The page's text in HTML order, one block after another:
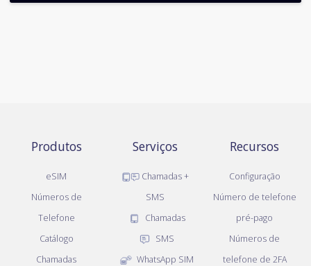
Produtos
eSIM
Números de
Telefone
Catálogo
Chamadas
Serviços
Chamadas +
SMS
Chamadas
SMS
WhatsApp SIM
Recursos
Configuração
Número de telefone
pré-pago
Números de
telefone de 2FA